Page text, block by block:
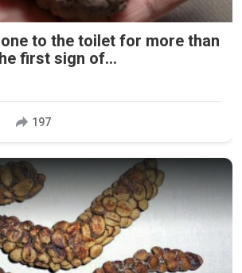
to the toilet for more than
first sign of...
197